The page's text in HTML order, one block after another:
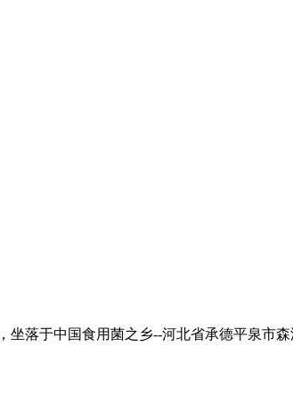
坐落于中国食用菌之乡--河北省承德平泉市